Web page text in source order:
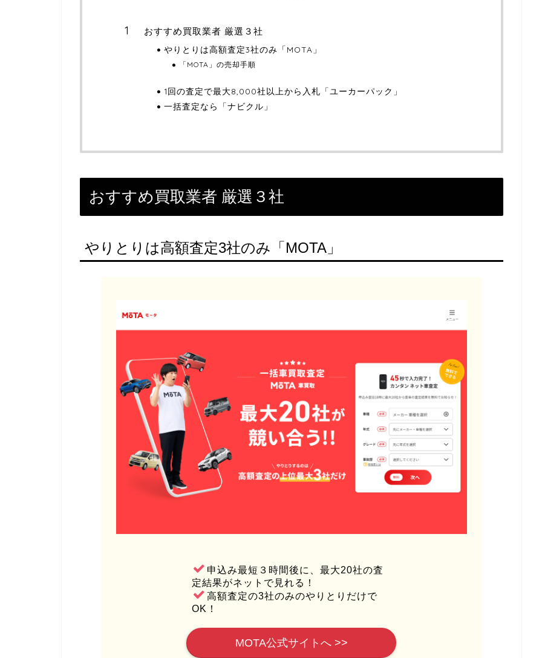
おすすめ買取業者 厳選３社
やりとりは高額査定3社のみ「MOTA」
「MOTA」の売却手順
1回の査定で最大8,000社以上から入札「ユーカーパック」
一括査定なら「ナビクル」
おすすめ買取業者 厳選３社
やりとりは高額査定3社のみ「MOTA」
申込み最短３時間後に、最大20社の査
定結果がネットで見れる！
高額査定の3社のみのやりとりだけで
OK！
MOTA公式サイトへ >>